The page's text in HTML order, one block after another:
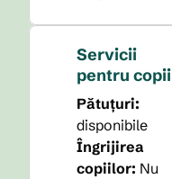
Servicii
pentru copii
Pătuțuri:
disponibile
Îngrijirea
copiilor: Nu